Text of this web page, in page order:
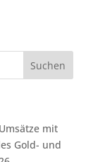
mit
Gold- und